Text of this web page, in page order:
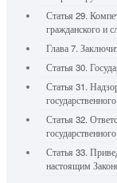
Статья 29.
гражданского и
Глава 7.
Статья 30.
Статья 31.
Статья 32.
Статья 33.
настоящим